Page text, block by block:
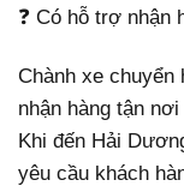
❓ Có hỗ trợ nhận
Chành xe
nhận hàng tận
Khi đến Hải
yêu cầu khách